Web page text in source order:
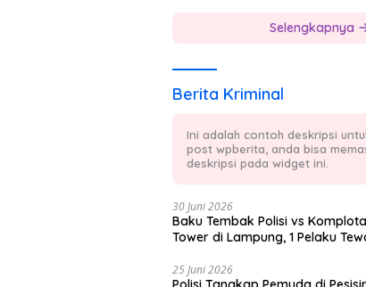
Selengkapnya
Berita Kriminal
Ini adalah contoh deskripsi
post wpberita, anda bisa
deskripsi pada widget ini.
30 Juni 2026
Baku Tembak Polisi vs
Tower di Lampung, 1 Pelaku
25 Juni 2026